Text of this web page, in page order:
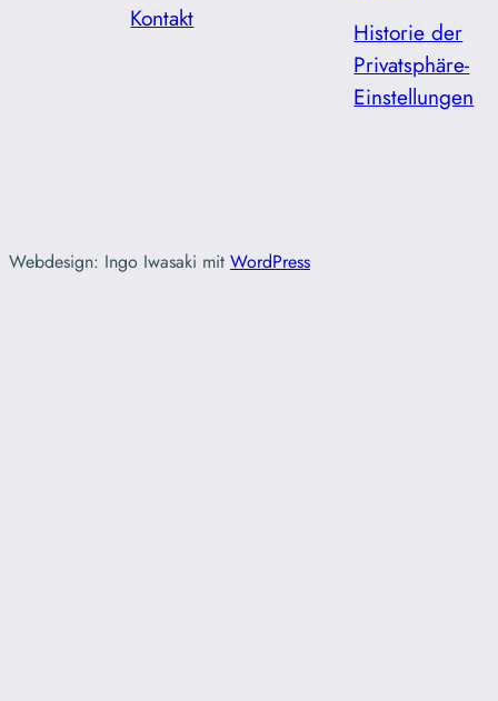
Kontakt
Historie der
Privatsphäre-
Einstellungen
Webdesign: Ingo Iwasaki mit WordPress